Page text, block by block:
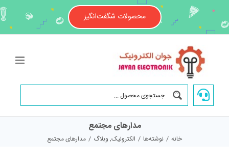
content
محصولات شگفت‌انگیز
مدارهای مجتمع
خانه / نوشته‌ها / الکترونیک, وبلاگ / مدارهای مجتمع